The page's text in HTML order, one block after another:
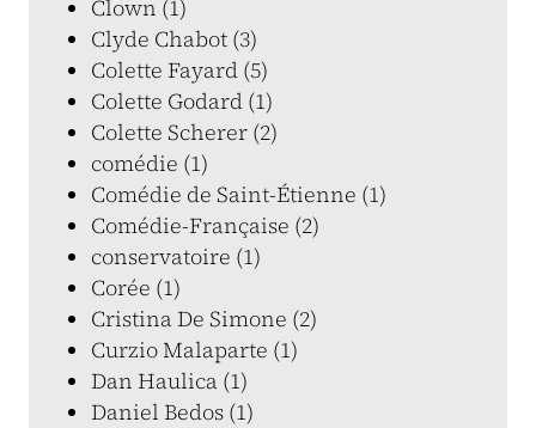
Clown (1)
Clyde Chabot (3)
Colette Fayard (5)
Colette Godard (1)
Colette Scherer (2)
comédie (1)
Comédie de Saint-Étienne (1)
Comédie-Française (2)
conservatoire (1)
Corée (1)
Cristina De Simone (2)
Curzio Malaparte (1)
Dan Haulica (1)
Daniel Bedos (1)